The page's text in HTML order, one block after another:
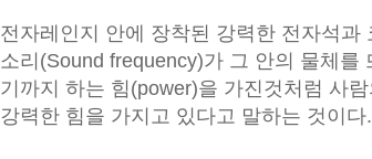
전자레인지 안에 장착된 강력한 전자석과
소리(Sound frequency)가 그 안의 물체를
기까지 하는 힘(power)을 가진것처럼 사
강력한 힘을 가지고 있다고 말하는 것이다.